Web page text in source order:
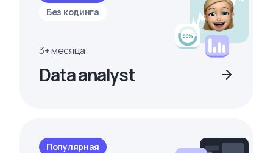
Без кодинга
3+ месяца
Data analyst
Популярная